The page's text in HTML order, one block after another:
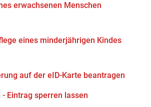
erwachsenen Menschen
eines minderjährigen Kindes
auf der eID-Karte beantragen
Eintrag sperren lassen